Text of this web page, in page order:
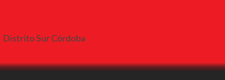
Distrito Sur Córdoba